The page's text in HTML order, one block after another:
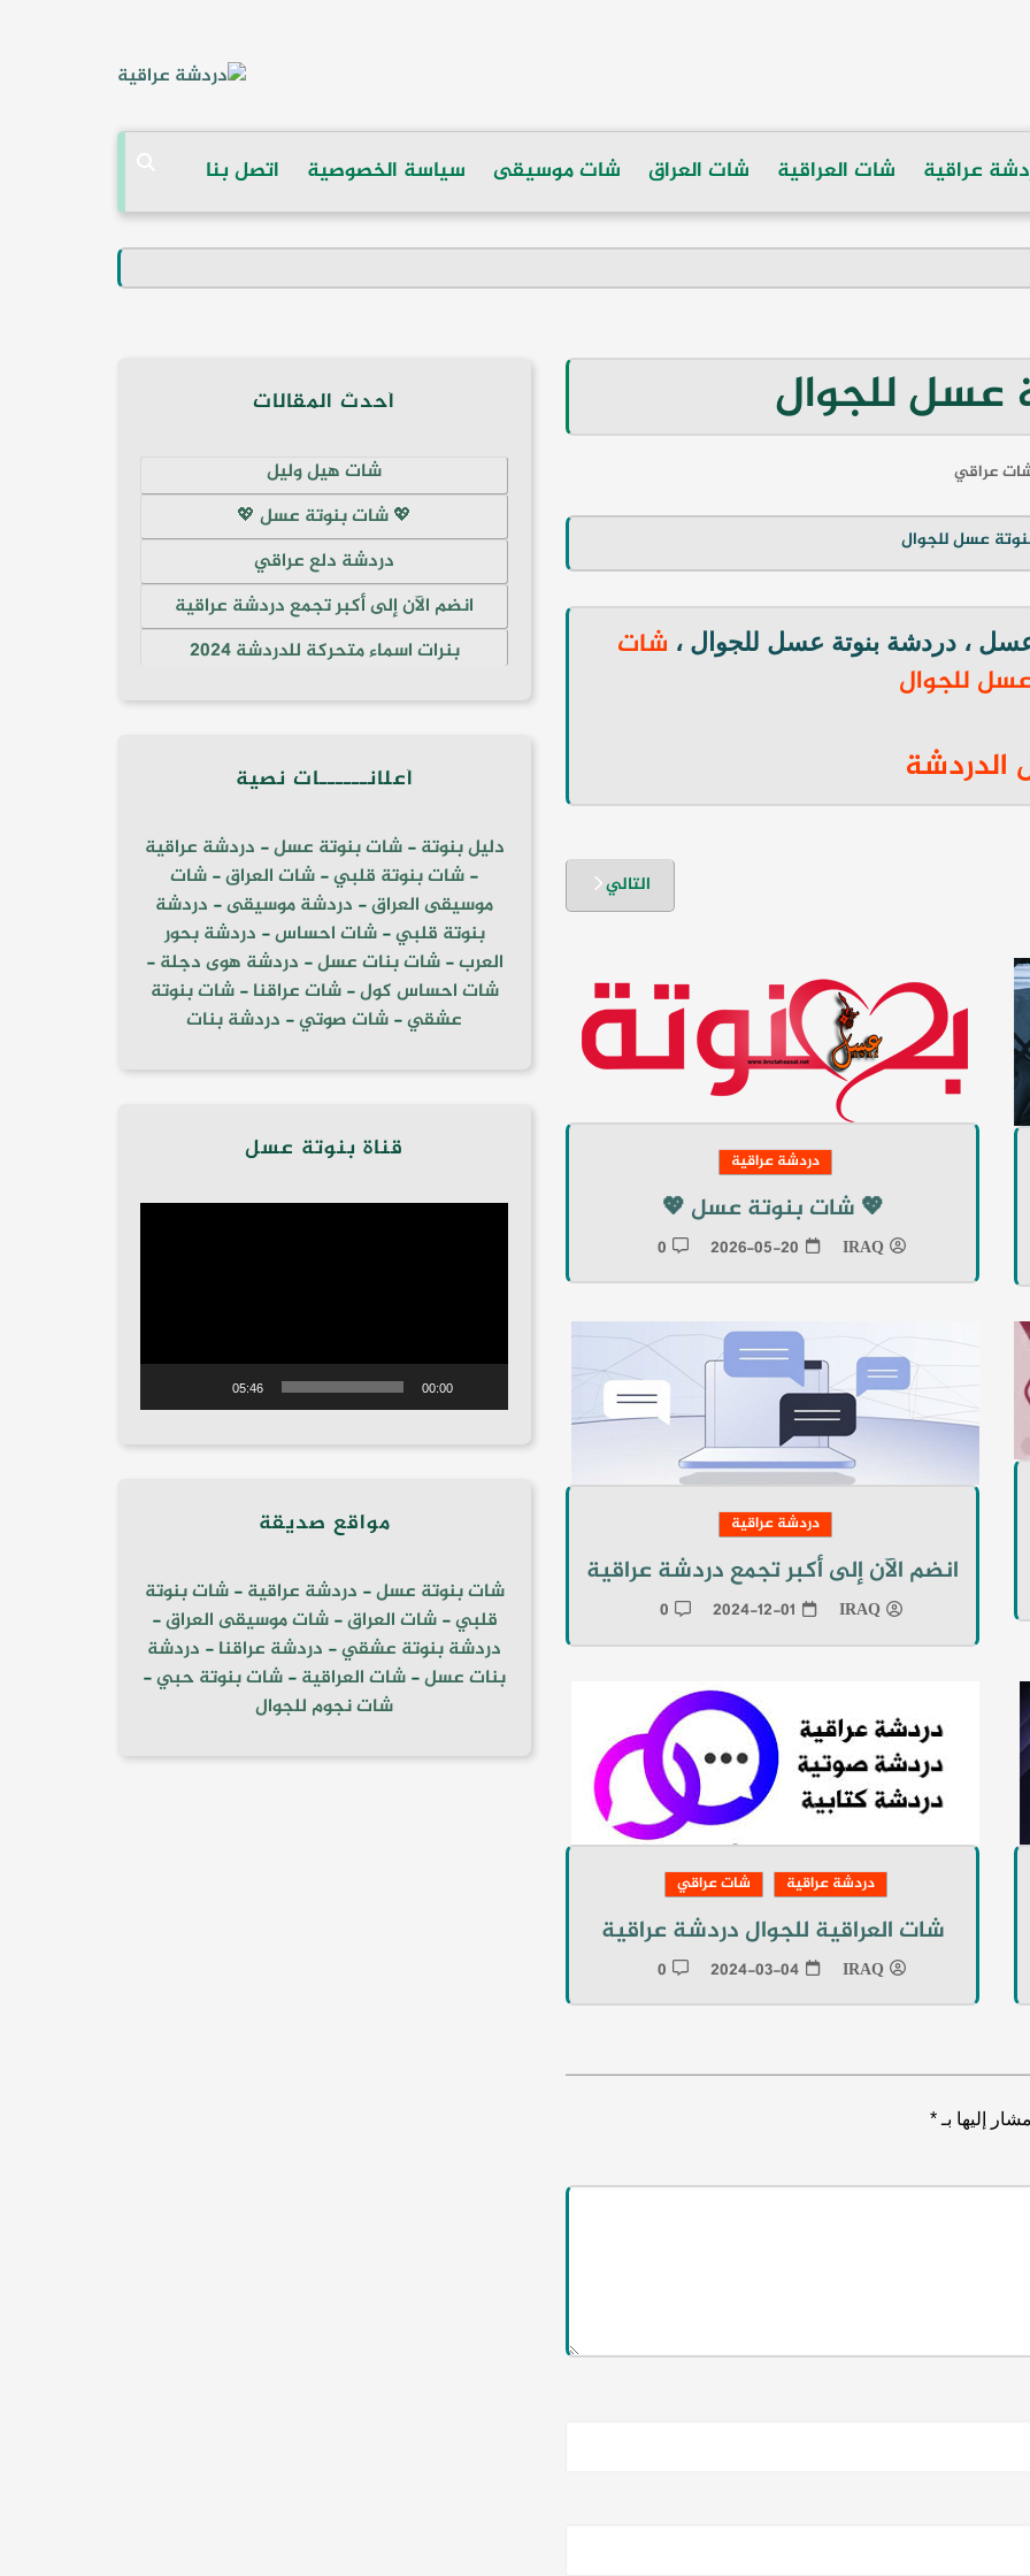
عراقية شات العراقية شات العراق شات موسيقى سياسة الخصوصية اتصل بنا
عسل للجوال
عراقي
، دردشة بنوتة عسل للجوال ، شات
للجوال
الدردشة
التالي
دردشة عراقية
💖 شات بنوتة عسل 💖
IRAQ
2026-05-20
0
دردشة عراقية
انضم الآن إلى أكبر تجمع دردشة عراقية
IRAQ
2024-12-01
0
دردشة عراقية شات عراقي
شات العراقية للجوال دردشة عراقية
IRAQ
2024-03-04
0
إليها بـ*
أحدث المقالات
شات هيل وليل
💖 شات بنوتة عسل 💖
دردشة دلع عراقي
انضم الآن إلى أكبر تجمع دردشة عراقية
بنرات اسماء متحركة للدردشة 2024
أعلانــــــات نصية
دليل بنوتة-شات بنوتة عسل- دردشة عراقية
-شات بنوتة قلبي-شات العراق-شات
موسيقى العراق- دردشة موسيقى- دردشة
بنوتة قلبي-شات احساس- دردشة بحور
العرب-شات بنات عسل- دردشة هوى دجلة-
شات احساس كول-شات عراقنا-شات بنوتة
عشقي-شات صوتي- دردشة بنات
قناة بنوتة عسل
00:00
05:46
مواقع صديقة
شات بنوتة عسل- دردشة عراقية-شات بنوتة
قلبي-شات العراق-شات موسيقى العراق-
دردشة بنوتة عشقي- دردشة عراقنا- دردشة
بنات عسل-شات العراقية-شات بنوتة حبي-
شات نجوم للجوال